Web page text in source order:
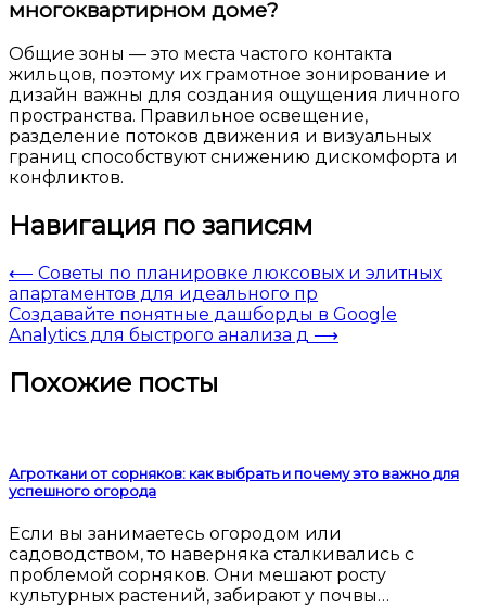
многоквартирном доме?
Общие зоны — это места частого контакта
жильцов, поэтому их грамотное зонирование и
дизайн важны для создания ощущения личного
пространства. Правильное освещение,
разделение потоков движения и визуальных
границ способствуют снижению дискомфорта и
конфликтов.
Навигация по записям
⟵ Советы по планировке люксовых и элитных
апартаментов для идеального пр
Создавайте понятные дашборды в Google
Analytics для быстрого анализа д ⟶
Похожие посты
Агроткани от сорняков: как выбрать и почему это важно для
успешного огорода
Если вы занимаетесь огородом или
садоводством, то наверняка сталкивались с
проблемой сорняков. Они мешают росту
культурных растений, забирают у почвы…